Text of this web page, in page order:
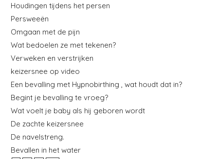
Houdingen tijdens het persen
Persweeën
Omgaan met de pijn
Wat bedoelen ze met tekenen?
Verweken en verstrijken
keizersnee op video
Een bevalling met Hypnobirthing , wat houdt dat in?
Begint je bevalling te vroeg?
Wat voelt je baby als hij geboren wordt
De zachte keizersnee
De navelstreng.
Bevallen in het water